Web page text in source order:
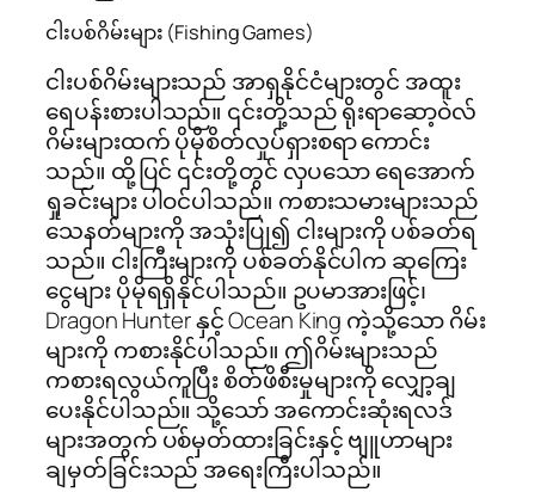
ငါးပစ်ဂိမ်းများ (Fishing Games)
ငါးပစ်ဂိမ်းများသည် အာရှနိုင်ငံများတွင် အထူး
ရေပန်းစားပါသည်။ ၎င်းတို့သည် ရိုးရာဆော့ဝဲလ်
ဂိမ်းများထက် ပိုမိုစိတ်လှုပ်ရှားစရာ ကောင်း
သည်။ ထို့ပြင် ၎င်းတို့တွင် လှပသော ရေအောက်
ရှုခင်းများ ပါဝင်ပါသည်။ ကစားသမားများသည်
သေနတ်များကို အသုံးပြု၍ ငါးများကို ပစ်ခတ်ရ
သည်။ ငါးကြီးများကို ပစ်ခတ်နိုင်ပါက ဆုကြေး
ငွေများ ပိုမိုရရှိနိုင်ပါသည်။ ဥပမာအားဖြင့်၊
Dragon Hunter နှင့် Ocean King ကဲ့သို့သော ဂိမ်း
များကို ကစားနိုင်ပါသည်။ ဤဂိမ်းများသည်
ကစားရလွယ်ကူပြီး စိတ်ဖိစီးမှုများကို လျှော့ချ
ပေးနိုင်ပါသည်။ သို့သော် အကောင်းဆုံးရလဒ်
များအတွက် ပစ်မှတ်ထားခြင်းနှင့် ဗျူဟာများ
ချမှတ်ခြင်းသည် အရေးကြီးပါသည်။